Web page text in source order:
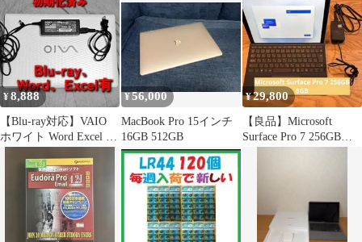
¥8,888
【Blu-ray対応】VAIO
ホワイト Word Excel 純
¥56,000
MacBook Pro 15インチ
16GB 512GB
¥29,800
【良品】Microsoft
Surface Pro 7 256GB